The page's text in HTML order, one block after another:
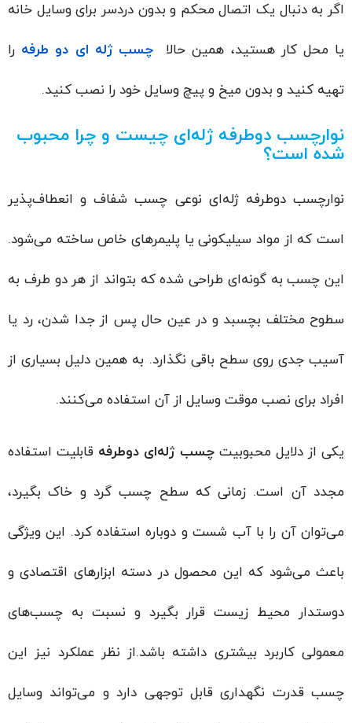
اگر به دنبال یک اتصال محکم و بدون دردسر برای وسایل خانه
یا محل کار هستید، همین حالا چسب ژله ای دو طرفهرا
تهیه کنید و بدون میخ و پیچ وسایل خود را نصب کنید.
نوارچسب دوطرفه ژله‌ای چیست و چرا محبوب
شده است؟
نوارچسب دوطرفه ژله‌ای نوعی چسب شفاف و انعطاف‌پذیر
است که از مواد سیلیکونی یا پلیمرهای خاص ساخته می‌شود.
این چسب به گونه‌ای طراحی شده که بتواند از هر دو طرف به
سطوح مختلف بچسبد و در عین حال پس از جدا شدن، رد یا
آسیب جدی روی سطح باقی نگذارد. به همین دلیل بسیاری از
افراد برای نصب موقت وسایل از آن استفاده می‌کنند.
یکی از دلایل محبوبیتچسب ژله‌ای دوطرفه قابلیت استفاده
مجدد آن است. زمانی که سطح چسب گرد و خاک بگیرد،
می‌توان آن را با آب شست و دوباره استفاده کرد. این ویژگی
باعث می‌شود که این محصول در دسته ابزارهای اقتصادی و
دوستدار محیط زیست قرار بگیرد و نسبت به چسب‌های
معمولی کاربرد بیشتری داشته باشد.از نظر عملکرد نیز این
چسب قدرت نگهداری قابل توجهی دارد و می‌تواند وسایل